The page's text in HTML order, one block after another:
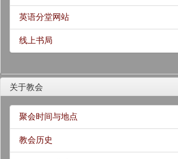
英语分堂网站
线上书局
关于教会
聚会时间与地点
教会历史